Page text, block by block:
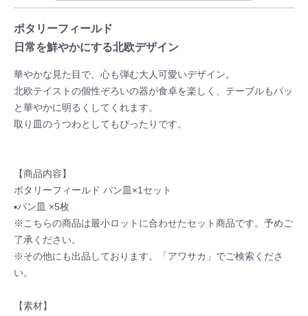
ポタリーフィールド
日常を鮮やかにする北欧デザイン
華やかな見た目で、心も弾む大人可愛いデザイン。
北欧テイストの個性ぞろいの器が食卓を楽しく、テーブルもパッ
と華やかに明るくしてくれます。
取り皿のうつわとしてもぴったりです。
【商品内容】
ポタリーフィールド パン皿×1セット
▪パン皿 ×5枚
※こちらの商品は最小ロットに合わせたセット商品です。予めご
了承ください。
※その他にも出品しております。「アワサカ」でご検索くださ
い。
【素材】